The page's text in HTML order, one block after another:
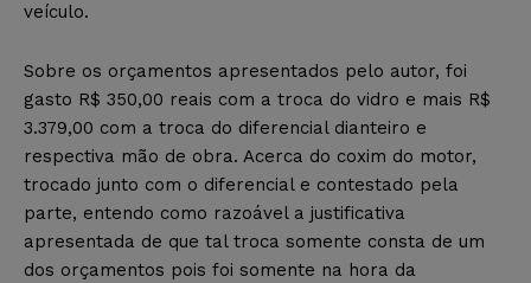
veículo.
Sobre os orçamentos apresentados pelo autor, foi
gasto R$ 350,00 reais com a troca do vidro e mais R$
3.379,00 com a troca do diferencial dianteiro e
respectiva mão de obra. Acerca do coxim do motor,
trocado junto com o diferencial e contestado pela
parte, entendo como razoável a justificativa
apresentada de que tal troca somente consta de um
dos orçamentos pois foi somente na hora da